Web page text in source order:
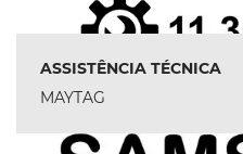
ASSISTÊNCIA TÉCNICA
MAYTAG